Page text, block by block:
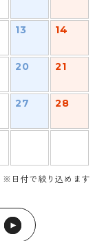
13 14
20 21
27 28
※日付で絞り込めます